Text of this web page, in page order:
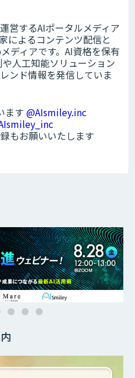
営するAIポータルメディア
によるコンテンツ配信と
ディアです。AI資格を保有
人工知能ソリューション
ンド情報を発信していま
ます @AIsmiley.inc
もお願いいたします